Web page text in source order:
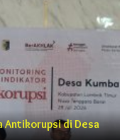
Antikorupsi di Desa